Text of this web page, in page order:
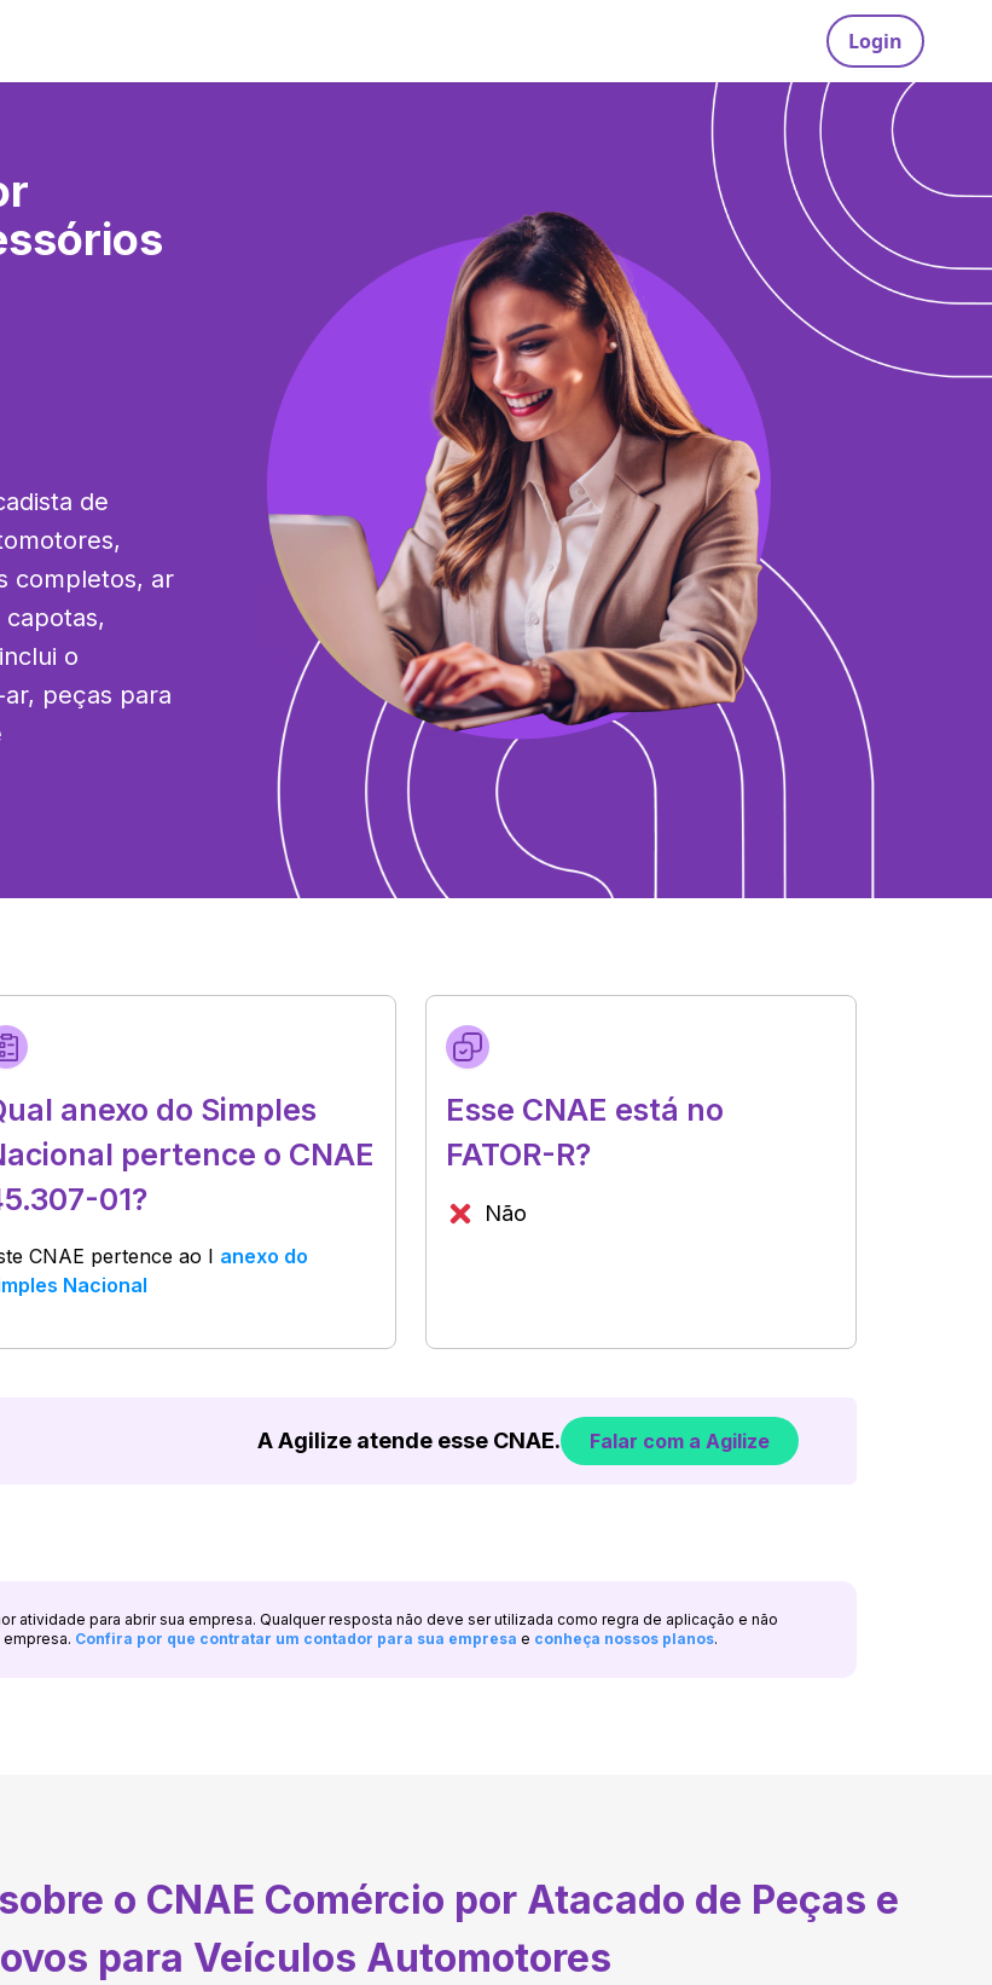
Login
de
completos, ar
o
peças para
anexo do Simples
pertence o CNAE
01?
CNAE pertence ao I anexo do
Nacional
Esse CNAE está no
FATOR-R?
Não
A Agilize atende esse CNAE. Falar com a Agilize
atividade para abrir sua empresa. Qualquer resposta não deve ser utilizada como regra de aplicação e não
Confira por que contratar um contador para sua empresa e conheça nossos planos.
o CNAE Comércio por Atacado de Peças e
para Veículos Automotores